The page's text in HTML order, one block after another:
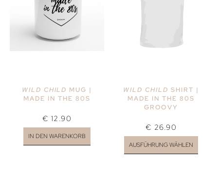
WILD CHILD MUG |
MADE IN THE 80S
€ 12.90
IN DEN WARENKORB
WILD CHILD SHIRT |
MADE IN THE 80S
GROOVY
€ 26.90
AUSFÜHRUNG WÄHLEN